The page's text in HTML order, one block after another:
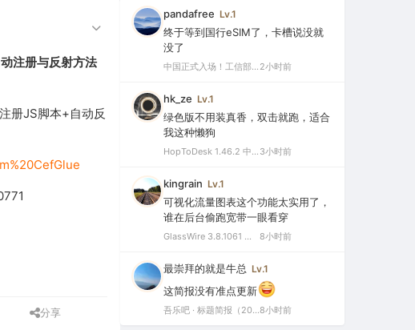
注册与反射方法
册JS脚本+自动反
分享
pandafree Lv.1
终于等到国行eSIM了，卡槽说没就
没了
中国正式入场！工信部批复eSIM手机商用试验，2026或成爆发元年 2小时前
hk_ze Lv.1
绿色版不用装真香，双击就跑，适合
我这种懒狗
HopToDesk 1.46.2 中文绿色版（免费远程协助工具） 3小时前
kingrain Lv.1
可视化流量图表这个功能太实用了，
谁在后台偷跑宽带一眼看穿
GlassWire 3.8.1061 中文特别版（可视化网络监控与个人防火墙） 8小时前
最崇拜的就是牛总 Lv.1
这简报没有准点更新
吾乐吧 · 标题简报（2026-08-06）8小时前